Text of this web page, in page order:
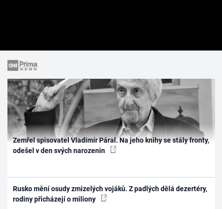
Zemřel spisovatel Vladimír Páral. Na jeho knihy se stály fronty,
odešel v den svých narozenin
Rusko mění osudy zmizelých vojáků. Z padlých dělá dezertéry,
rodiny přicházejí o miliony